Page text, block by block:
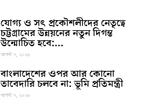
যোগ্য ও সৎ প্রকৌশলীদের নেতৃত্বে
চট্টগ্রামের উন্নয়নের নতুন দিগন্ত
উন্মোচিত হবে:...
আগস্ট ৭, ২০২৬
বাংলাদেশের ওপর আর কোনো
তাবেদারি চলবে না: ভূমি প্রতিমন্ত্রী
আগস্ট ৭, ২০২৬